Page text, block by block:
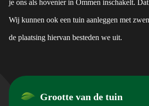
je ons als hovenier in Ommen inschakelt.
Wij kunnen ook een tuin aanleggen met
de plaatsing hiervan besteden we uit.
Grootte van de tuin